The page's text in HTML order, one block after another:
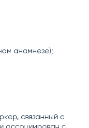
анамнезе);
связанный с